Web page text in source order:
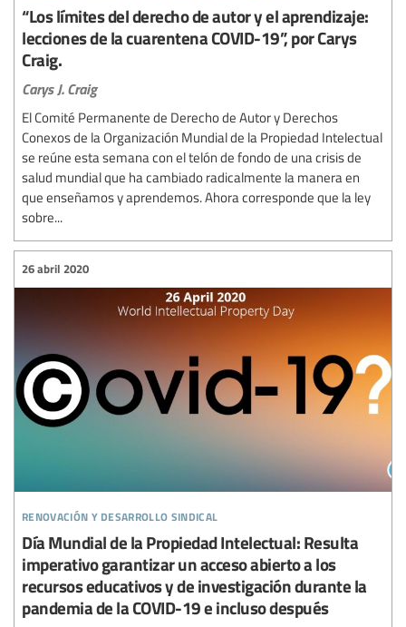
“Los límites del derecho de autor y el aprendizaje:
lecciones de la cuarentena COVID-19”, por Carys
Craig.
Carys J. Craig
El Comité Permanente de Derecho de Autor y Derechos
Conexos de la Organización Mundial de la Propiedad Intelectual
se reúne esta semana con el telón de fondo de una crisis de
salud mundial que ha cambiado radicalmente la manera en
que enseñamos y aprendemos. Ahora corresponde que la ley
sobre...
renovación y desarrollo sindical
26 abril 2020
Día Mundial de la Propiedad Intelectual: Resulta
imperativo garantizar un acceso abierto a los
recursos educativos y de investigación durante la
pandemia de la COVID-19 e incluso después